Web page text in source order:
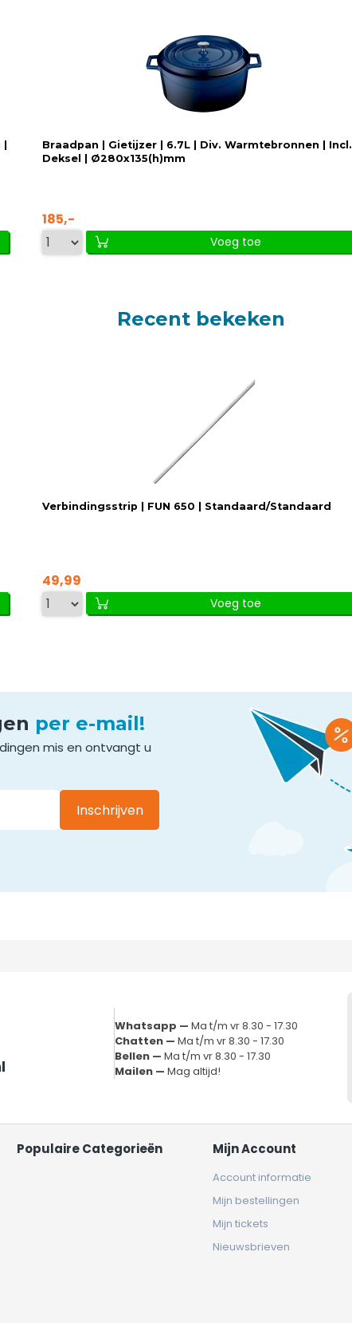
Braadpan | Gietijzer | 6.7L | Div. Warmtebronnen | Incl.
Deksel | Ø280x135(h)mm
185,-
Voeg toe
Recent bekeken
Verbindingsstrip | FUN 650 | Standaard/Standaard
49,99
Voeg toe
per e-mail!
mis en ontvangt u
Inschrijven
Whatsapp —Ma t/m vr 8.30 - 17.30
Chatten —Ma t/m vr 8.30 - 17.30
Bellen —Ma t/m vr 8.30 - 17.30
Mailen —Mag altijd!
Populaire Categorieën Mijn Account
Account informatie
Mijn bestellingen
Mijn tickets
Nieuwsbrieven